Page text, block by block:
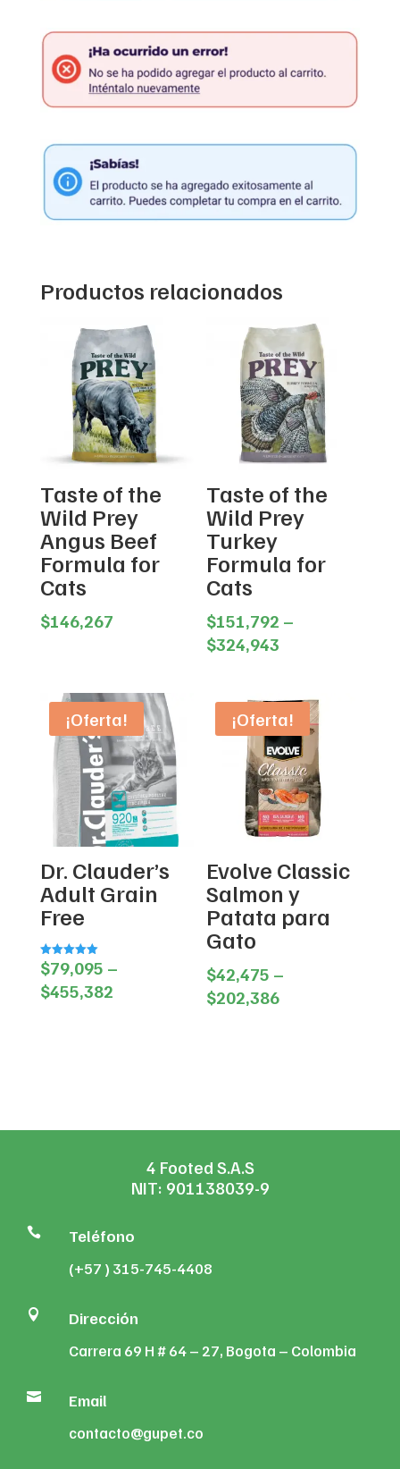
Productos relacionados
Taste of the
Wild Prey
Angus Beef
Formula for
Cats
$146,267
Taste of the
Wild Prey
Turkey
Formula for
Cats
$151,792 –
$324,943
through
$324,943
¡Oferta!
Dr. Clauder’s
Adult Grain
Free
Valorado en
5.00
de 5
$79,095 –
$455,382Price
¡Oferta!
Evolve Classic
Salmon y
Patata para
Gato
$42,475 –
$202,386Price
4 Footed S.A.S
NIT: 901138039-9
 Teléfono
(+57 ) 315-745-4408
 Dirección
Carrera 69 H # 64 – 27, Bogota – Colombia
 Email
contacto@gupet.co